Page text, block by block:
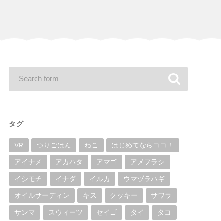
タグ
VR つりごはん ねこ はじめてならココ！
アイナメ アカハタ アマゴ アメフラシ
イシモチ イナダ イルカ ウマヅラハギ
オイルサーディン キス クッキー サワラ
サンマ スウィーツ セイゴ タイ タコ